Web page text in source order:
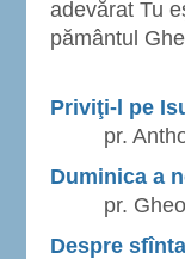
adevărat Tu
pământul
Priviţi-l pe
pr.
Duminica a
pr.
Despre